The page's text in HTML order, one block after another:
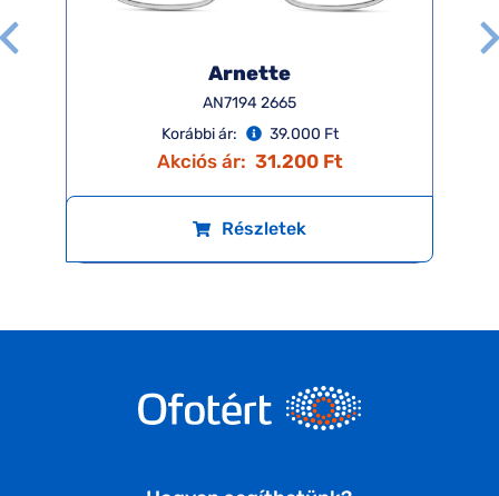
Arnette
AN7194 2665
Korábbi ár:
39.000 Ft
Akciós ár: 31.200 Ft
Részletek